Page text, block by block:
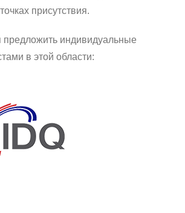
присутствия.
предложить индивидуальные
в этой области: